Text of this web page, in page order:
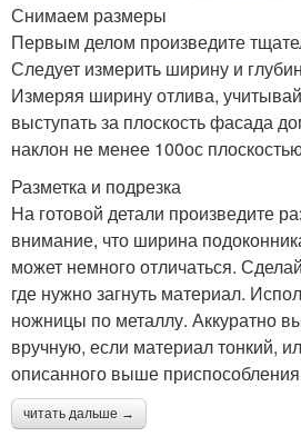
Снимаем размеры
Первым делом произведите
Следует измерить ширину и
Измеряя ширину отлива,
выступать за плоскость фасада
наклон не менее 100ос
Разметка и подрезка
На готовой детали произведите
внимание, что ширина
может немного отличаться.
где нужно загнуть материал.
ножницы по металлу. Аккуратно
вручную, если материал тонкий,
описанного выше
читать дальше →